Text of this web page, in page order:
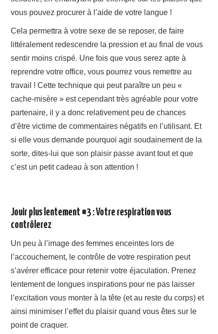
vous pouvez procurer à l’aide de votre langue !
Cela permettra à votre sexe de se reposer, de faire
littéralement redescendre la pression et au final de vous
sentir moins crispé. Une fois que vous serez apte à
reprendre votre office, vous pourrez vous remettre au
travail ! Cette technique qui peut paraître un peu «
cache-misère » est cependant très agréable pour votre
partenaire, il y a donc relativement peu de chances
d’être victime de commentaires négatifs en l’utilisant. Et
si elle vous demande pourquoi agir soudainement de la
sorte, dites-lui que son plaisir passe avant tout et que
c’est un petit cadeau à son attention !
Jouir plus lentement #3 : Votre respiration vous
contrôlerez
Un peu à l’image des femmes enceintes lors de
l’accouchement, le contrôle de votre respiration peut
s’avérer efficace pour retenir votre éjaculation. Prenez
lentement de longues inspirations pour ne pas laisser
l’excitation vous monter à la tête (et au reste du corps) et
ainsi minimiser l’effet du plaisir quand vous êtes sur le
point de craquer.